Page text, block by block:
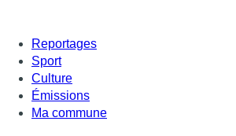
Reportages
Sport
Culture
Émissions
Ma commune